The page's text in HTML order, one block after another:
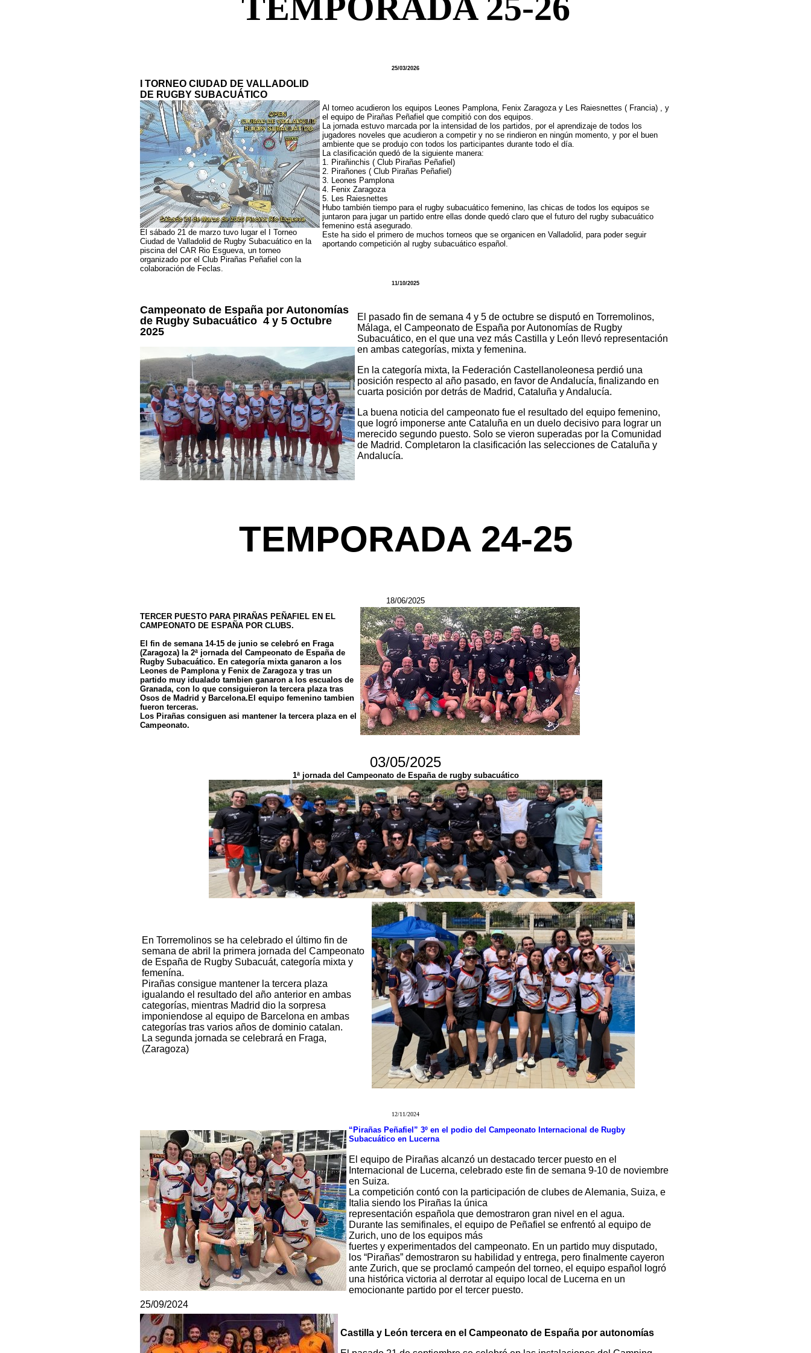
25/03/2026
I TORNEO CIUDAD DE VALLADOLID
DE RUGBY SUBACUÁTICO
El sábado 21 de marzo tuvo lugar el I Torneo
Ciudad de Valladolid de Rugby Subacuático en la
piscina del CAR Rio Esgueva, un torneo
organizado por el Club Pirañas Peñafiel con la
colaboración de Feclas.
Al torneo acudieron los equipos Leones Pamplona, Fenix Zaragoza y Les Raiesnettes ( Francia) , y
el equipo de Pirañas Peñafiel que compitió con dos equipos.
La jornada estuvo marcada por la intensidad de los partidos, por el aprendizaje de todos los
jugadores noveles que acudieron a competir y no se rindieron en ningún momento, y por el buen
ambiente que se produjo con todos los participantes durante todo el día.
La clasificación quedó de la siguiente manera:
1. Pirañinchis ( Club Pirañas Peñafiel)
2. Pirañones ( Club Pirañas Peñafiel)
3. Leones Pamplona
4. Fenix Zaragoza
5. Les Raiesnettes
Hubo también tiempo para el rugby subacuático femenino, las chicas de todos los equipos se
juntaron para jugar un partido entre ellas donde quedó claro que el futuro del rugby subacuático
femenino está asegurado.
Este ha sido el primero de muchos torneos que se organicen en Valladolid, para poder seguir
aportando competición al rugby subacuático español.
11/10/2025
Campeonato de España por Autonomías
de Rugby Subacuático4 y 5 Octubre
2025
El pasado fin de semana 4 y 5 de octubre se disputó en Torremolinos,
Málaga, el Campeonato de España por Autonomías de Rugby
Subacuático, en el que una vez más Castilla y León llevó representación
en ambas categorías, mixta y femenina.
En la categoría mixta, la Federación Castellanoleonesa perdió una
posición respecto al año pasado, en favor de Andalucía, finalizando en
cuarta posición por detrás de Madrid, Cataluña y Andalucía.
La buena noticia del campeonato fue el resultado del equipo femenino,
que logró imponerse ante Cataluña en un duelo decisivo para lograr un
merecido segundo puesto. Solo se vieron superadas por la Comunidad
de Madrid. Completaron la clasificación las selecciones de Cataluña y
Andalucía.
TEMPORADA 24-25
18/06/2025
TERCER PUESTO PARA PIRAÑAS PEÑAFIEL EN EL
CAMPEONATO DE ESPAÑA POR CLUBS.
El fin de semana 14-15 de junio se celebró en Fraga
(Zaragoza) la 2ª jornada del Campeonato de España de
Rugby Subacuático. En categoría mixta ganaron a los
Leones de Pamplona y Fenix de Zaragoza y tras un
partido muy idualado tambien ganaron a los escualos de
Granada, con lo que consiguieron la tercera plaza tras
Osos de Madrid y Barcelona.El equipo femenino tambien
fueron terceras.
Los Pirañas consiguen asi mantener la tercera plaza en el
Campeonato.
03/05/2025
1ª jornada del Campeonato de España de rugby subacuático
En Torremolinos se ha celebrado el último fin de
semana de abril la primera jornada del Campeonato
de España de Rugby Subacuát, categoría mixta y
femenína.
Pirañas consigue mantener la tercera plaza
igualando el resultado del año anterior en ambas
categorías, mientras Madrid dio la sorpresa
imponiendose al equipo de Barcelona en ambas
categorías tras varios años de dominio catalan.
La segunda jornada se celebrará en Fraga,
(Zaragoza)
12/11/2024
“Pirañas Peñafiel” 3º en el podio del Campeonato Internacional de Rugby
Subacuático en Lucerna
El equipo de Pirañas alcanzó un destacado tercer puesto en el
Internacional de Lucerna, celebrado este fin de semana 9-10 de noviembre
en Suiza.
La competición contó con la participación de clubes de Alemania, Suiza, e
Italia siendo los Pirañas la única
representación española que demostraron gran nivel en el agua.
Durante las semifinales, el equipo de Peñafiel se enfrentó al equipo de
Zurich, uno de los equipos más
fuertes y experimentados del campeonato. En un partido muy disputado,
los “Pirañas” demostraron su habilidad y entrega, pero finalmente cayeron
ante Zurich, que se proclamó campeón del torneo, el equipo español logró
una histórica victoria al derrotar al equipo local de Lucerna en un
emocionante partido por el tercer puesto.
25/09/2024
Castilla y León tercera en el Campeonato de España por autonomías